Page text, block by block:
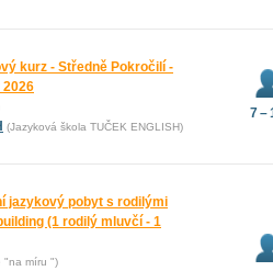
kurz - Středně Pokročilí -
(Jazyková škola TUČEK ENGLISH)
7 –
jazykový pobyt s rodilými
(1 rodilý mluvčí - 1
"na míru ")